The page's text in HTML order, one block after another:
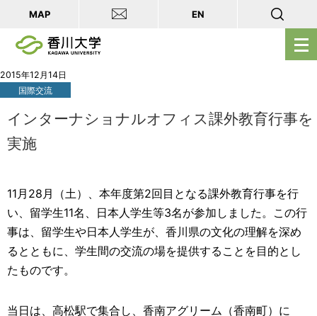
メ
ニ
を
MAP EN
2015年12月14日
国際交流
インターナショナルオフィス課外教育行事を
実施
11月28月（土）、本年度第2回目となる課外教育行事を行
い、留学生11名、日本人学生等3名が参加しました。この行
事は、留学生や日本人学生が、香川県の文化の理解を深め
るとともに、学生間の交流の場を提供することを目的とし
たものです。
当日は、高松駅で集合し、香南アグリーム（香南町）に